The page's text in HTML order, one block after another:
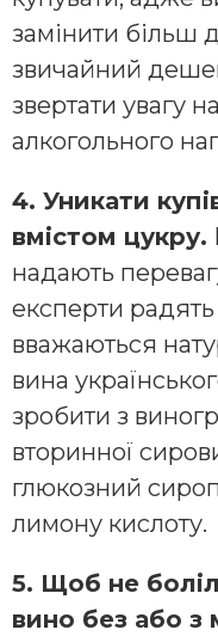
замінити більш
звичайний
звертати увагу
алкогольного
4. Уникати
вмістом цукру.
надають
експерти
вважаються
вина
зробити з
вторинної
глюкозний
лимону кислоту.
5. Щоб не
вино без або з